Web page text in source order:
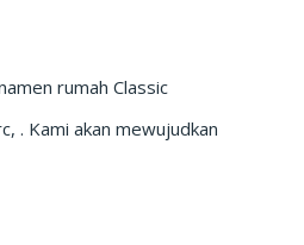
rumah Classic
. Kami akan mewujudkan